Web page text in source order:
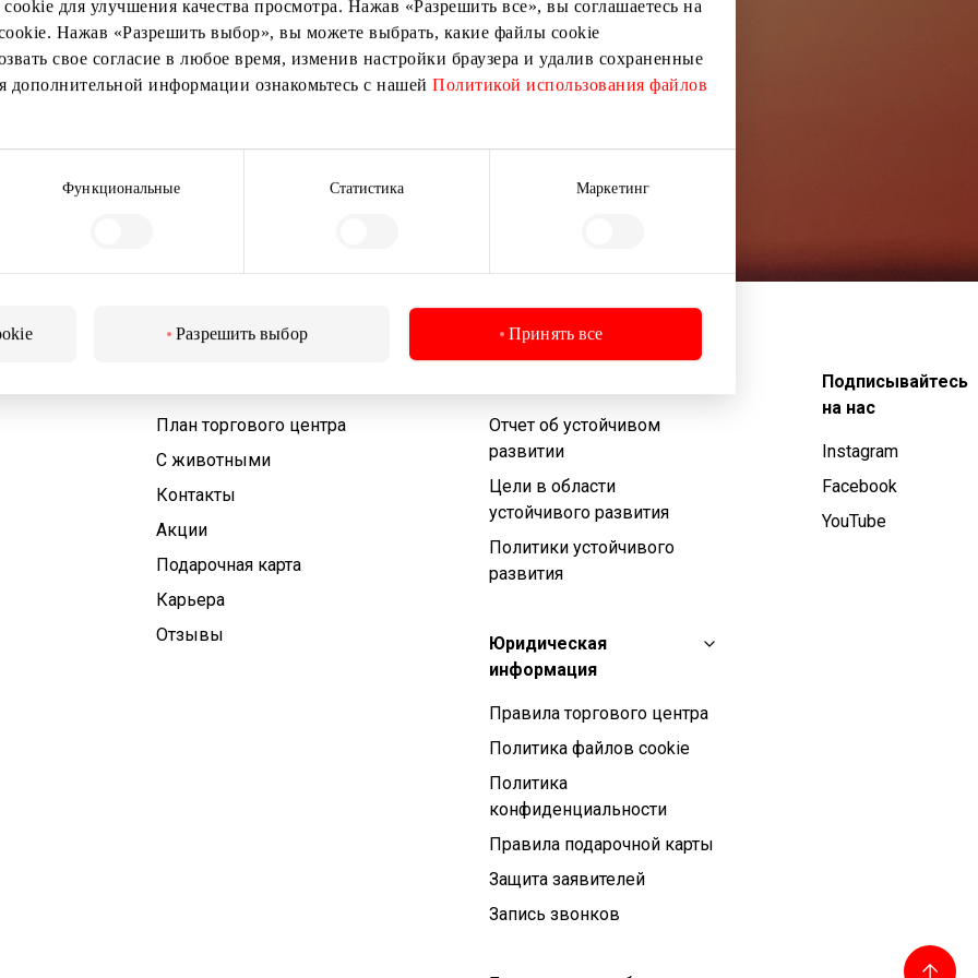
для улучшения качества просмотра. Нажав «Разрешить все», вы соглашаетесь на
Нажав «Разрешить выбор», вы можете выбрать, какие файлы cookie
свое согласие в любое время, изменив настройки браузера и удалив сохраненные
дополнительной информации ознакомьтесь с нашейПолитикой использования файлов
Функциональные Статистика Маркетинг
Разрешить выбор Принять все
Подписаться
Подписываясь на рассылку, вы подтверждаете, что
вам исполнилось 13 лет.
План торгового центра
С животными
Контакты
Aкции
Подарочная карта
Карьера
Отзывы
Отчет об устойчивом
развитии
Цели в области
устойчивого развития
Политики устойчивого
развития
Юридическая
информация
Правила торгового центра
Политика файлов cookie
Политика
конфиденциальности
Правила подарочной карты
Защита заявителей
Запись звонков
Подписывайтесь
на нас
Instagram
Facebook
YouTube